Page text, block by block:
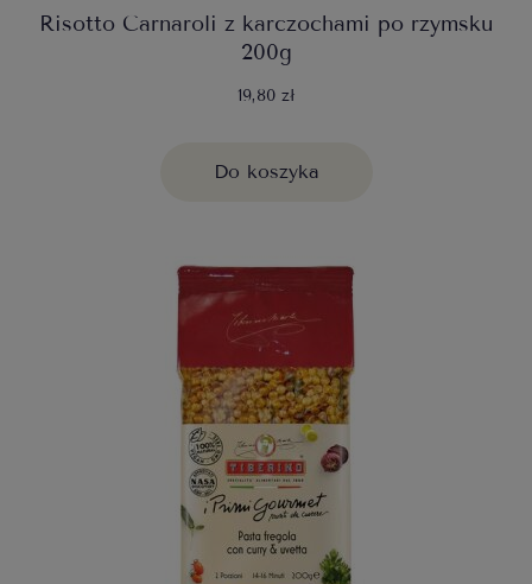
Risotto Carnaroli z karczochami po rzymsku
200g
19,80 zł
Do koszyka